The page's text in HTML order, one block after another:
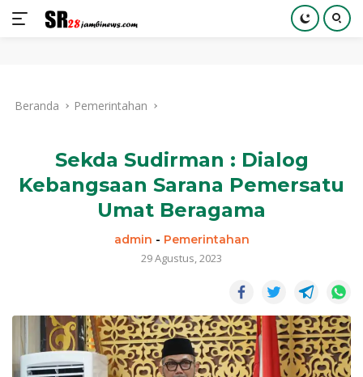
kontenBeranda Pemerintahan
Sekda Sudirman : Dialog
Kebangsaan Sarana Pemersatu
Umat Beragama
admin - Pemerintahan
29 Agustus, 2023